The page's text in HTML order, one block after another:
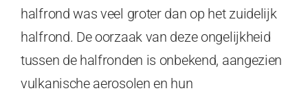
halfrond was veel groter dan op het zuidelijk
halfrond. De oorzaak van deze ongelijkheid
tussen de halfronden is onbekend, aangezien
vulkanische aerosolen en hun